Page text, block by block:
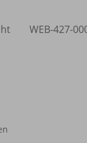
WEB-427-